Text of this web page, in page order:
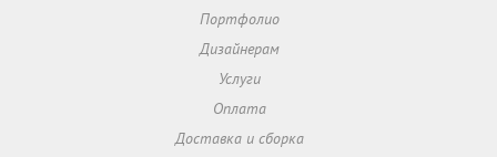
Портфолио
Дизайнерам
Услуги
Оплата
Доставка и сборка